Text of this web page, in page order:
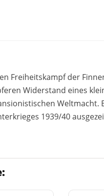
Freiheitskampf der
Widerstand eines
Weltmacht.
1939/40